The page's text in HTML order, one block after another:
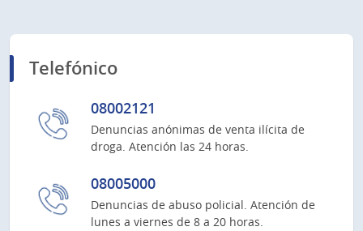
Telefónico
08002121
Denuncias anónimas de venta ilícita de
droga. Atención las 24 horas.
08005000
Denuncias de abuso policial. Atención de
lunes a viernes de 8 a 20 horas.